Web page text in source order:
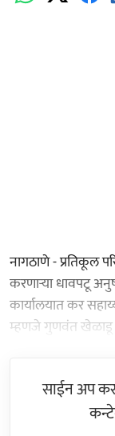
नागठाणे - प्रतिकूल
करणाऱ्या धावपटू
कार्यालयात कर
म्हणजे गुणवंत खेळाडू
साईन अप